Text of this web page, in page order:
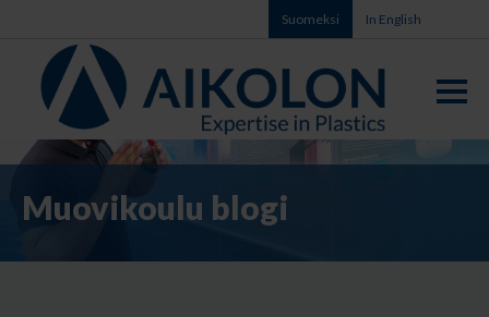
Suomeksi In English
Muovikoulu blogi